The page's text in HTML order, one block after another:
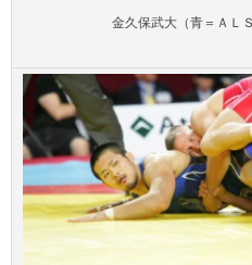
金久保武大（青＝ＡＬ